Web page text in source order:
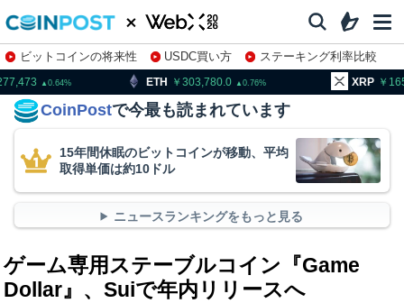
ビットコインの将来性 USDC買い方
ステーキング利率比較
株特集・関連銘柄
ETH 303,780.0 XRP 165.25
CoinPostで今最も読まれています
15年間休眠のビットコインが移動、平均
取得単価は約10ドル
ニュースランキングをもっと見る
ゲーム専用ステーブルコイン『Game
Dollar』、Suiで年内リリースへ